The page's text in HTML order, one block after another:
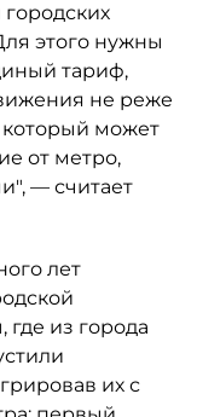
этого нужны
тариф,
не реже
который может
от метро,
— считает
лет
из города
их с